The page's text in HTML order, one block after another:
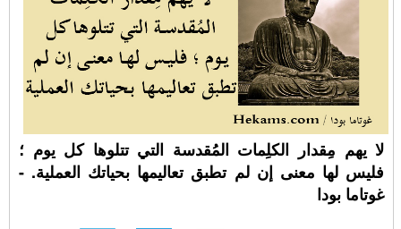
لا يهم مِقدار الكلِمات المُقدسة التي تتلوها كل يوم ؛
فليس لها معنى إن لم تطبق تعاليمها بحياتك العملية. -
غوتاما بودا